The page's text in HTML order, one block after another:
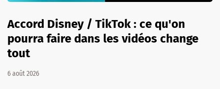
Accord Disney / TikTok : ce qu'on
pourra faire dans les vidéos change
tout
6 août 2026